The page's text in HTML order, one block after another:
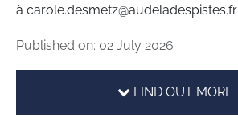
à carole.desmetz@audeladespistes.fr
Published on: 02 July 2026
FIND OUT MORE